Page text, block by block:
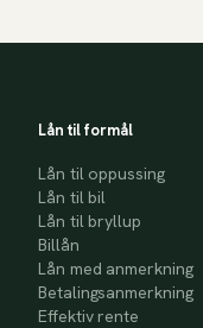
Lån til formål
Lån til oppussing
Lån til bil
Lån til bryllup
Billån
Lån med anmerkning
Betalingsanmerkning
Effektiv rente